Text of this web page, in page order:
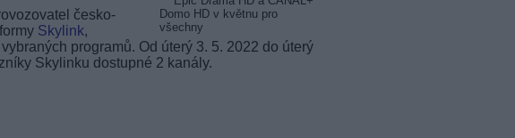
česko-
Skylink,
programů. Od úterý 3. 5. 2022 do úterý
Skylinku dostupné 2 kanály.